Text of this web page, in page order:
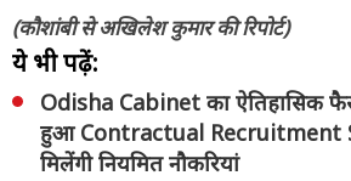
(कौशांबी से अखिलेश कुमार की रिपोर्ट)
ये भी पढ़ें:
Odisha Cabinet का ऐतिहासिक
हुआ Contractual Recruitment
मिलेंगी नियमित नौकरियां